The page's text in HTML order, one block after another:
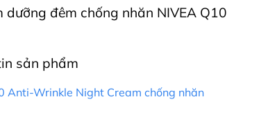
đêm chống nhăn NIVEA Q10
sản phẩm
Anti-Wrinkle Night Cream chống nhăn